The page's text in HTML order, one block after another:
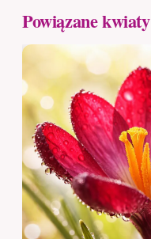
Powiązane kwiaty